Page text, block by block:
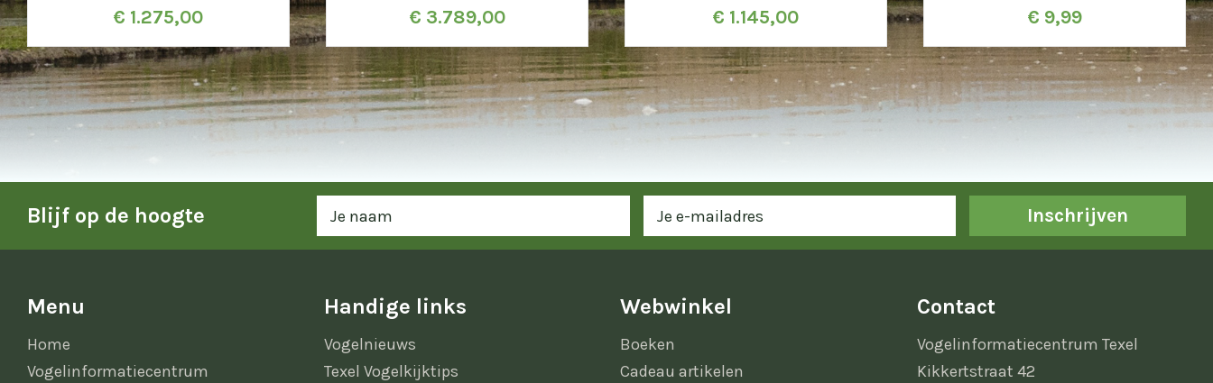
€ 1.275,00
€ 3.789,00
€ 1.145,00 € 9,99
Blijf op de hoogte Inschrijven
Menu
Home
Vogelinformatiecentrum
Handige links
Vogelnieuws
Texel Vogelkijktips
Webwinkel
Boeken
Cadeau artikelen
Contact
Vogelinformatiecentrum Texel
Kikkertstraat 42